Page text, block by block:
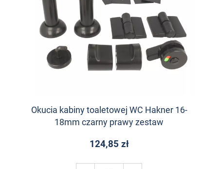
Okucia kabiny toaletowej WC Hakner 16-
18mm czarny prawy zestaw
124,85 zł